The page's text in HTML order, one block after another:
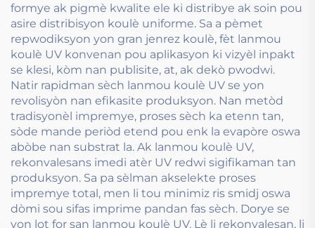
formye ak pigmè kwalite ele ki distribye ak soin pou
asire distribisyon koulè uniforme. Sa a pèmet
repwodiksyon yon gran jenrez koulè, fèt lanmou
koulè UV konvenan pou aplikasyon ki vizyèl inpakt
se klesi, kòm nan publisite, at, ak dekò pwodwi.
Natir rapidman sèch lanmou koulè UV se yon
revolisyòn nan efikasite produksyon. Nan metòd
tradisyonèl impremye, proses sèch ka etenn tan,
sòde mande periòd etend pou enk la evapòre oswa
abòbe nan substrat la. Ak lanmou koulè UV,
rekonvalesans imedi atèr UV redwi sigifikaman tan
produksyon. Sa pa sèlman akselekte proses
impremye total, men li tou minimiz ris smidj oswa
dòmi sou sifas imprime pandan fas sèch. Dorye se
yon lot for san lanmou koulè UV. Lè li rekonvalesan, li